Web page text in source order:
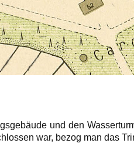
und den
war, bezog man das